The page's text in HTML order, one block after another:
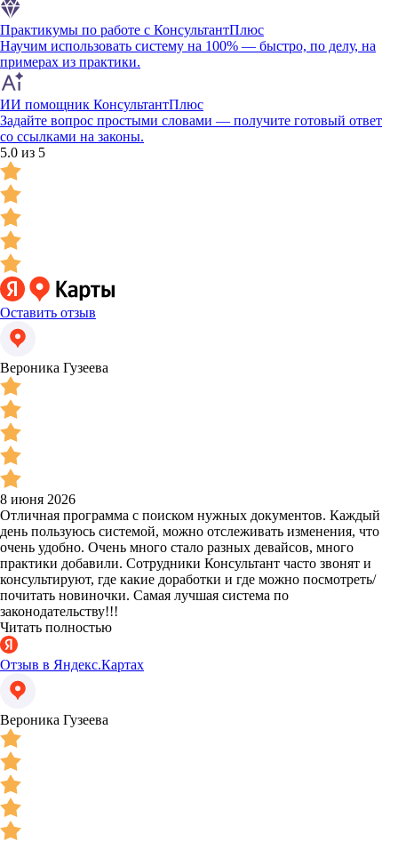
Практикумы по работе с КонсультантПлюс
Научим использовать систему на 100% — быстро, по делу, на
примерах из практики.
ИИ помощник КонсультантПлюс
Задайте вопрос простыми словами — получите готовый ответ
со ссылками на законы.
5.0 из 5
Оставить отзыв
Вероника Гузеева
8 июня 2026
Отличная программа с поиском нужных документов. Каждый
день пользуюсь системой, можно отслеживать изменения, что
очень удобно. Очень много стало разных девайсов, много
практики добавили. Сотрудники Консультант часто звонят и
консультируют, где какие доработки и где можно посмотреть/
почитать новиночки. Самая лучшая система по
законодательству!!!
Читать полностью
Отзыв в Яндекс.Картах
Вероника Гузеева